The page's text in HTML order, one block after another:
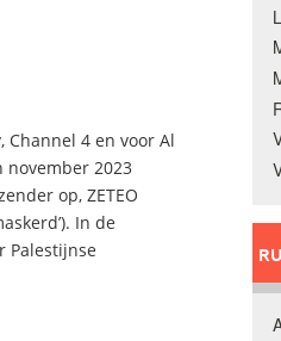
Channel 4 en voor Al
november 2023
op, ZETEO
In de
Palestijnse